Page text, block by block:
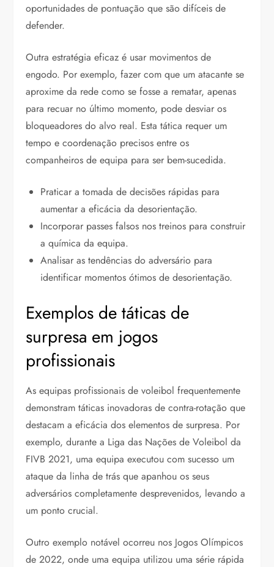
oportunidades de pontuação que são difíceis de
defender.
Outra estratégia eficaz é usar movimentos de
engodo. Por exemplo, fazer com que um atacante se
aproxime da rede como se fosse a rematar, apenas
para recuar no último momento, pode desviar os
bloqueadores do alvo real. Esta tática requer um
tempo e coordenação precisos entre os
companheiros de equipa para ser bem-sucedida.
Praticar a tomada de decisões rápidas para
aumentar a eficácia da desorientação.
Incorporar passes falsos nos treinos para construir
a química da equipa.
Analisar as tendências do adversário para
identificar momentos ótimos de desorientação.
Exemplos de táticas de
surpresa em jogos
profissionais
As equipas profissionais de voleibol frequentemente
demonstram táticas inovadoras de contra-rotação que
destacam a eficácia dos elementos de surpresa. Por
exemplo, durante a Liga das Nações de Voleibol da
FIVB 2021, uma equipa executou com sucesso um
ataque da linha de trás que apanhou os seus
adversários completamente desprevenidos, levando a
um ponto crucial.
Outro exemplo notável ocorreu nos Jogos Olímpicos
de 2022, onde uma equipa utilizou uma série rápida